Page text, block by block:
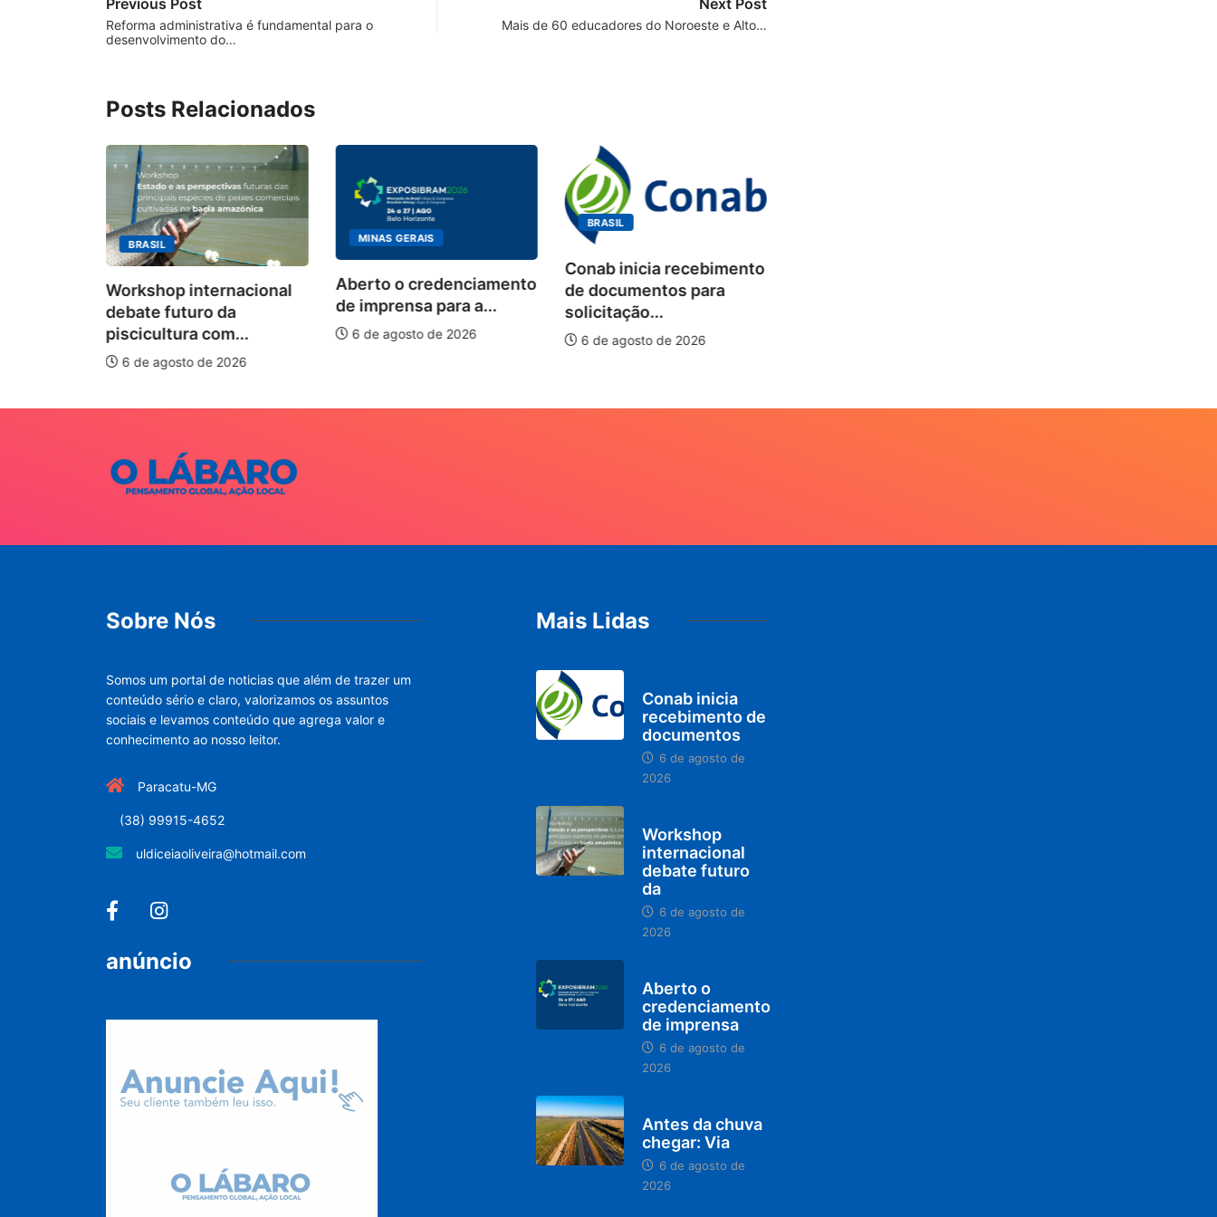
Previous Post
Reforma administrativa é fundamental para o
desenvolvimento do…
Next Post
Mais de 60 educadores do Noroeste e Alto…
Posts Relacionados
BRASIL
Workshop internacional
debate futuro da
piscicultura com...
6 de agosto de 2026
MINAS GERAIS
Aberto o credenciamento
de imprensa para a...
6 de agosto de 2026
BRASIL
Conab inicia recebimento
de documentos para
solicitação...
6 de agosto de 2026
Sobre Nós
Somos um portal de noticias que além de trazer um
conteúdo sério e claro, valorizamos os assuntos
sociais e levamos conteúdo que agrega valor e
conhecimento ao nosso leitor.
Paracatu-MG
(38) 99915-4652
uldiceiaoliveira@hotmail.com
anúncio
Mais Lidas
Conab inicia
recebimento de
documentos
6 de agosto de
2026
Workshop
internacional
debate futuro
da
6 de agosto de
2026
Aberto o
credenciamento
de imprensa
6 de agosto de
2026
Antes da chuva
chegar: Via
6 de agosto de
2026